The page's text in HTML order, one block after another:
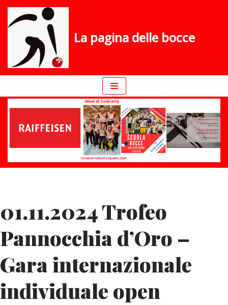
Vai
contenuto
La pagina delle bocce
01.11.2024 Trofeo
Pannocchia d’Oro –
Gara internazionale
individuale open